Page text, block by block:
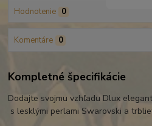
Hodnotenie 0
Komentáre 0
Kompletné špecifikácie
Dodajte svojmu vzhľadu Dlux
s lesklými perlami Swarovski a